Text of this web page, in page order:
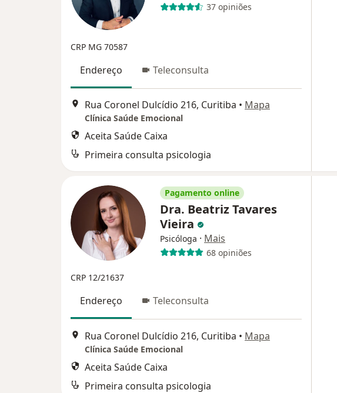
37 opiniões
CRP MG 70587
Endereço Teleconsulta
Rua Coronel Dulcídio 216, Curitiba • Mapa
Clínica Saúde Emocional
Aceita Saúde Caixa
Primeira consulta psicologia
Pagamento online
Dra. Beatriz Tavares
Vieira
Psicóloga · Mais
68 opiniões
CRP 12/21637
Endereço Teleconsulta
Rua Coronel Dulcídio 216, Curitiba • Mapa
Clínica Saúde Emocional
Aceita Saúde Caixa
Primeira consulta psicologia